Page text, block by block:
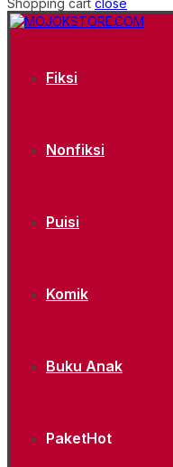
Shopping cart close
Fiksi
Nonfiksi
Puisi
Komik
Buku Anak
PaketHot